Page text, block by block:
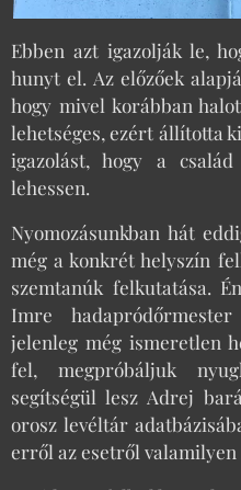
Ebben azt igazolják le,
hunyt el. Az előzőek
hogy mivel korábban
lehetséges, ezért állította
igazolást, hogy a
lehessen.
Nyomozásunkban hát
még a konkrét helyszín
szemtanúk felkutatása.
Imre
jelenleg még ismeretlen
fel, megpróbáljuk
segítségül lesz Adrej
orosz levéltár
erről az esetről